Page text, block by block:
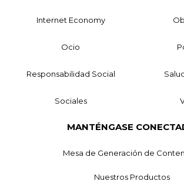
Internet Economy
Ocio
Responsabilidad Social
Sociales
MANTÉNGASE
Mesa de Generación de
Nuestros Productos